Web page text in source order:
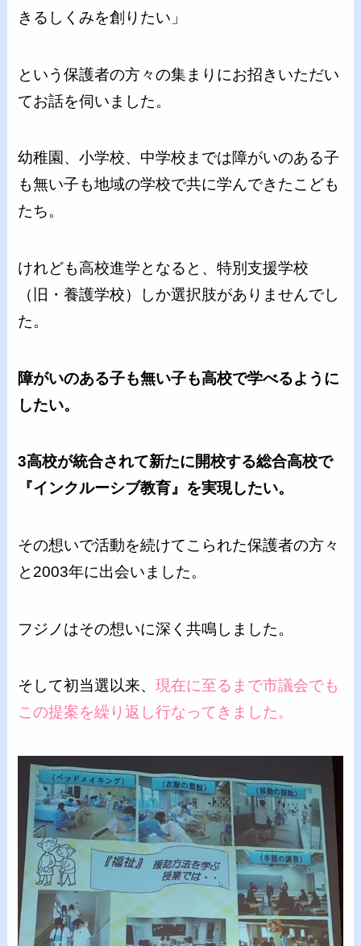
きるしくみを創りたい」
という保護者の方々の集まりにお招きいただい
てお話を伺いました。
幼稚園、小学校、中学校までは障がいのある子
も無い子も地域の学校で共に学んできたこども
たち。
けれども高校進学となると、特別支援学校
（旧・養護学校）しか選択肢がありませんでし
た。
障がいのある子も無い子も高校で学べるように
したい。
3高校が統合されて新たに開校する総合高校で
『インクルーシブ教育』を実現したい。
その想いで活動を続けてこられた保護者の方々
と2003年に出会いました。
フジノはその想いに深く共鳴しました。
そして初当選以来、現在に至るまで市議会でも
この提案を繰り返し行なってきました。